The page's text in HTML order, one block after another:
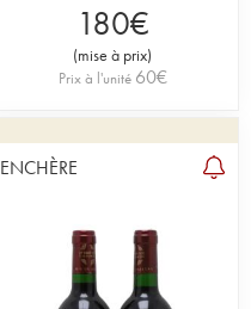
180€
(mise à prix)
Prix à l'unité 60€
ENCHÈRE